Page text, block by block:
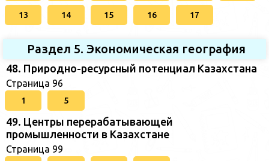
13 14 15 16 17
Раздел 5. Экономическая география
48. Природно-ресурсный потенциал Казахстана
Страница 96
1 5
49. Центры перерабатывающей
промышленности в Казахстане
Страница 99